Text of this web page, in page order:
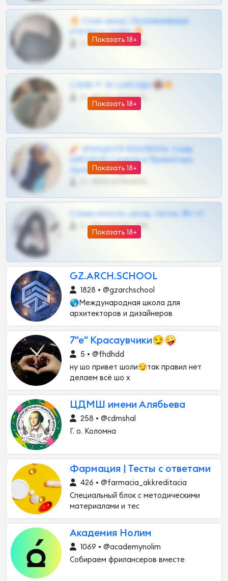
Показать 18+
🔥 Слив шкод | Эксклюзивные
утечки и сливы 🔥
0 •
Показать 18+
СЛИВ ТГ 18 | ШКОДЫ 🔞🔥
0 •
Показать 18+
🧨 ЭПИЦЕНТР КОНТЕНТА: Слив
ШКОДОВ Сливов и Приватных
Архивов ТГ 🔞💎
Показать 18+
Сливы вписок, шкод, теток, 18+ тг
0 •
GZ.ARCH.SCHOOL
1828 • @gzarchschool
🌎Международная школа для
архитекторов и дизайнеров
7"е" Красаувчики😏🤪
5 • @fhdhdd
ну шо привет шоли😏так правил нет
делаем всё шо х
ЦДМШ имени Алябьева
258 • @cdmshal
Г. о. Коломна
Фармация | Тесты с ответами
426 • @farmacia_akkreditacia
Специальный блок с методическими
материалами и тес
Академия Нолим
1069 • @academynolim
Собираем фрилансеров вместе